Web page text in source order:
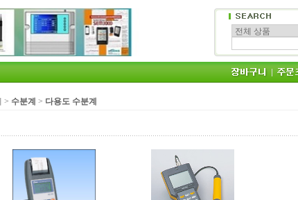
> 수분계 > 다용도 수분계